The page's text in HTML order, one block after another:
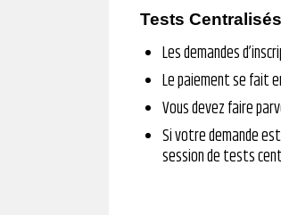
Tests Centralisés
Les demandes
Le paiement se fait
Vous devez faire
Si votre demande
session de tests